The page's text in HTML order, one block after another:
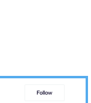
Follow